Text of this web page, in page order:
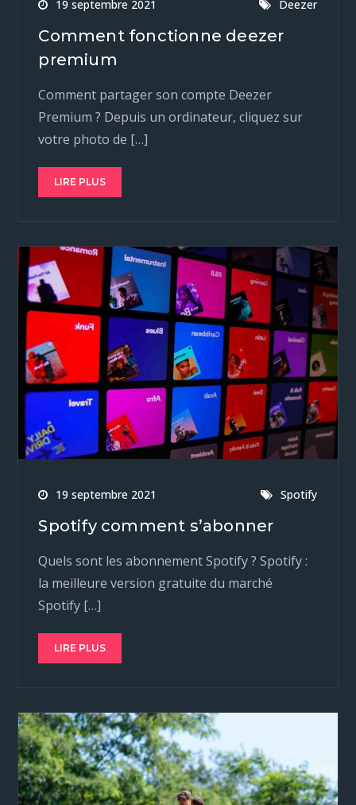
19 septembre 2021 Deezer
Comment fonctionne deezer
premium
Comment partager son compte Deezer
Premium ? Depuis un ordinateur, cliquez sur
votre photo de […]
LIRE PLUS
19 septembre 2021 Spotify
Spotify comment s’abonner
Quels sont les abonnement Spotify ? Spotify :
la meilleure version gratuite du marché
Spotify […]
LIRE PLUS